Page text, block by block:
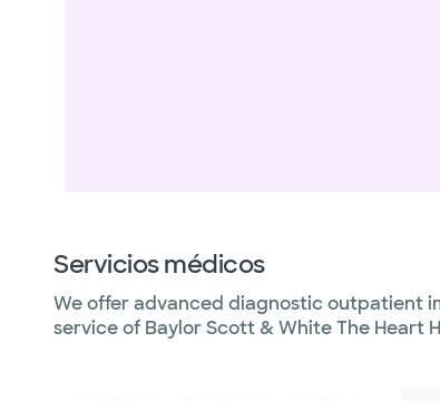
Servicios médicos
We offer advanced diagnostic outpatient
service of Baylor Scott & White The Heart